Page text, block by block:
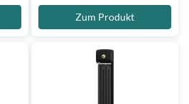
Zum Produkt